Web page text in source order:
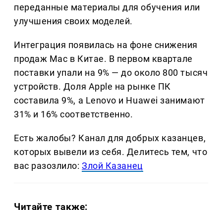
переданные материалы для обучения или
улучшения своих моделей.
Интеграция появилась на фоне снижения
продаж Mac в Китае. В первом квартале
поставки упали на 9% — до около 800 тысяч
устройств. Доля Apple на рынке ПК
составила 9%, а Lenovo и Huawei занимают
31% и 16% соответственно.
Есть жалобы? Канал для добрых казанцев,
которых вывели из себя. Делитеcь тем, что
вас разозлило:Злой Казанец
Читайте также: